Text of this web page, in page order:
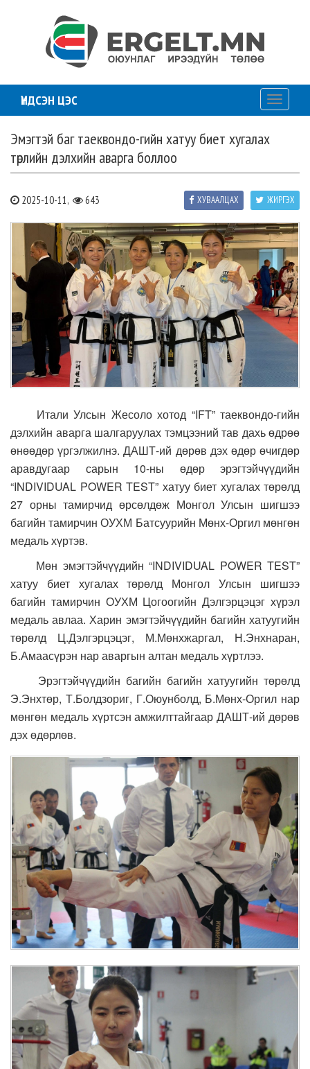
ҮНДСЭН ЦЭС
Toggle
Эмэгтэй баг таеквондо-гийн хатуу биет хугалах
төрлийн дэлхийн аварга боллоо
2025-10-11, 643 ЖИРГЭХ
ХУВААЛЦАХ
Итали Улсын Жесоло хотод “IFT” таеквондо-гийн
дэлхийн аварга шалгаруулах тэмцээний тав дахь өдрөө
өнөөдөр үргэлжилнэ. ДАШТ-ий дөрөв дэх өдөр өчигдөр
аравдугаар сарын 10-ны өдөр эрэгтэйчүүдийн
“INDIVIDUAL POWER TEST” хатуу биет хугалах төрөлд
27 орны тамирчид өрсөлдөж Монгол Улсын шигшээ
багийн тамирчин ОУХМ Батсуурийн Мөнх-Оргил мөнгөн
медаль хүртэв.
Мөн эмэгтэйчүүдийн “INDIVIDUAL POWER TEST”
хатуу биет хугалах төрөлд Монгол Улсын шигшээ
багийн тамирчин ОУХМ Цогоогийн Дэлгэрцэцэг хүрэл
медаль авлаа. Харин эмэгтэйчүүдийн багийн хатуугийн
төрөлд Ц.Дэлгэрцэцэг, М.Мөнхжаргал, Н.Энхнаран,
Б.Амаасүрэн нар аваргын алтан медаль хүртлээ.
Эрэгтэйчүүдийн багийн багийн хатуугийн төрөлд
Э.Энхтөр, Т.Болдзориг, Г.Оюунболд, Б.Мөнх-Оргил нар
мөнгөн медаль хүртсэн амжилттайгаар ДАШТ-ий дөрөв
дэх өдөрлөв.